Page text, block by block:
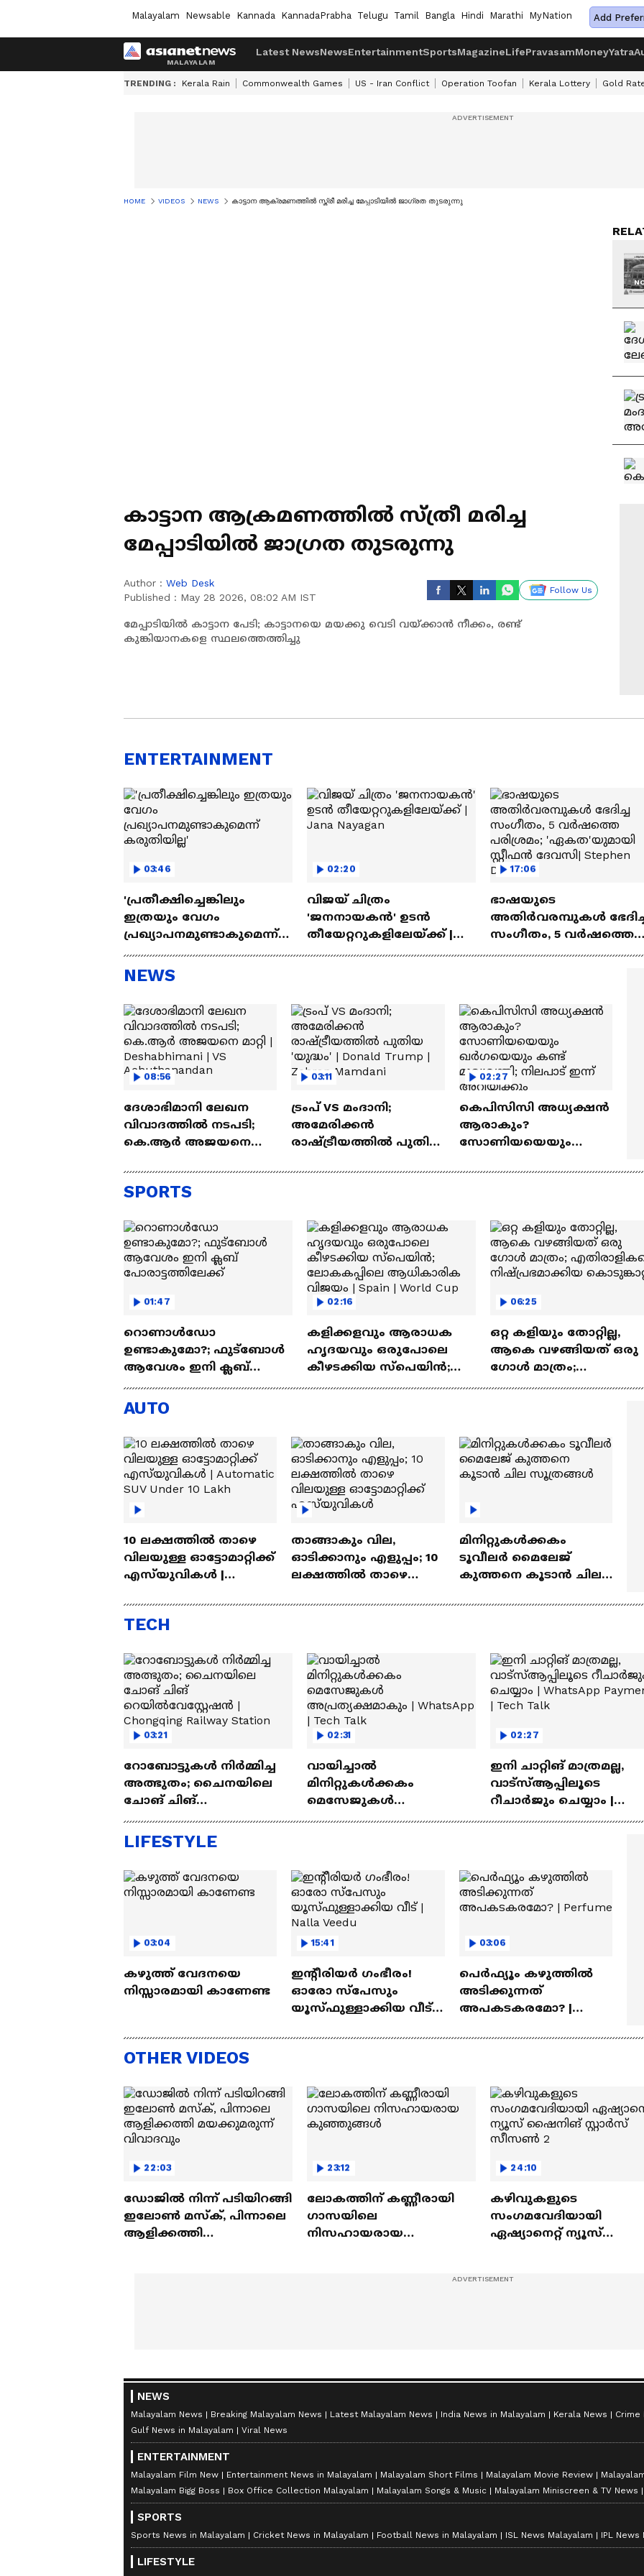
Malayalam Newsable Kannada KannadaPrabha Telugu Tamil Bangla Hindi Marathi MyNation Add
Latest NewsNewsEntertainmentSportsMagazineLifePravasamMoneyYatra
TRENDING : Kerala Rain Commonwealth Games US - Iran Conflict Operation Toofan Kerala Lottery Gold
HOME VIDEOS NEWS കാട്ടാന ആക്രമണത്തിൽ സ്ത്രീ മരിച്ച മേപ്പാടിയിൽ ജാഗ്രത തുടരുന്നു
കാട്ടാന ആക്രമണത്തിൽ സ്ത്രീ മരിച്ച
മേപ്പാടിയിൽ ജാഗ്രത തുടരുന്നു
Author : Web Desk
Published : May 28 2026, 08:02 AM IST
Follow Us
മേപ്പാടിയിൽ കാട്ടാന പേടി; കാട്ടാനയെ മയക്കു വെടി വയ്ക്കാൻ നീക്കം, രണ്ട്
കുങ്കിയാനകളെ സ്ഥലത്തെത്തിച്ചു
ENTERTAINMENT
03:46
'പ്രതീക്ഷിച്ചെങ്കിലും
ഇത്രയും വേഗം
പ്രഖ്യാപനമുണ്ടാകുമെന്ന്
കരുതിയില്ല'
02:20
വിജയ് ചിത്രം
'ജനനായകൻ' ഉടൻ
തീയേറ്ററുകളിലേയ്ക്ക് |
Jana Nayagan
17:06
ഭാഷയുടെ
അതിർവരമ്പുകൾ
സംഗീതം, 5 വർഷത്തെ
പരിശ്രമം;
NEWS
08:56
ദേശാഭിമാനി ലേഖന
വിവാദത്തിൽ നടപടി;
കെ.ആർ അജയനെ
Achuthanandan
03:11
ട്രംപ് VS മംദാനി;
അമേരിക്കൻ
രാഷ്ട്രീയത്തിൽ പുതിയ
Zohran Mamdani
02:27
കെപിസിസി അധ്യക്ഷൻ
ആരാകും?
സോണിയയെയും
മുഖ്യമന്ത്രി; നിലപാട് ഇന്ന്
SPORTS
01:47
റൊണാൾഡോ
ഉണ്ടാകുമോ?; ഫുട്‍ബോൾ
ആവേശം ഇനി ക്ലബ്
പോരാട്ടത്തിലേക്ക്
02:16
കളിക്കളവും ആരാധക
ഹൃദയവും ഒരുപോലെ
കീഴടക്കിയ സ്പെയിൻ;
ലോകകപ്പിലെ
06:25
ഒറ്റ കളിയും തോറ്റില്ല,
ആകെ വഴങ്ങിയത് ഒരു
ഗോൾ മാത്രം;
എതിരാളികളെ
AUTO
10 ലക്ഷത്തിൽ താഴെ
വിലയുള്ള ഓട്ടോമാറ്റിക്ക്
എസ്‍യുവികൾ |
Lakh
താങ്ങാകും വില,
ഓടിക്കാനും എളുപ്പം; 10
ലക്ഷത്തിൽ താഴെ
എസ്‍യുവികൾ
മിനിറ്റുകൾക്കകം
ടൂവീലർ മൈലേജ്
കുത്തനെ കൂടാൻ ചില
TECH
03:21
റോബോട്ടുകൾ നിർമ്മിച്ച
അത്ഭുതം; ചൈനയിലെ
ചോങ് ചിങ്
Chongqing Railway Station
02:31
വായിച്ചാൽ
മിനിറ്റുകൾക്കകം
മെസേജുകള്‍
02:27
ഇനി ചാറ്റിങ് മാത്രമല്ല,
വാട്‌സ്‌ആപ്പിലൂടെ
റീചാർജും ചെയ്യാം |
LIFESTYLE
03:04
കഴുത്ത് വേദനയെ
നിസ്സാരമായി കാണേണ്ട
15:41
ഇന്റീരിയർ ഗംഭീരം!
ഓരോ സ്‌പേസും
യൂസ്ഫുള്ളാക്കിയ വീട് |
03:06
പെർഫ്യൂം കഴുത്തിൽ
അടിക്കുന്നത്
അപകടകരമോ? |
OTHER VIDEOS
22:03
ഡോജിൽ നിന്ന് പടിയിറങ്ങി
ഇലോൺ മസ്ക്, പിന്നാലെ
ആളിക്കത്തി
23:12
ലോകത്തിന് കണ്ണീരായി
ഗാസയിലെ
നിസഹായരായ
24:10
കഴിവുകളുടെ
സംഗമവേദിയായി
ഏഷ്യാനെറ്റ് ന്യൂസ്
NEWS
Malayalam News Breaking Malayalam News Latest Malayalam News India News in Malayalam Kerala News Crime
Gulf News in Malayalam
Viral News
ENTERTAINMENT
Malayalam Film New Entertainment News in Malayalam Malayalam Short Films Malayalam Movie Review
Malayalam Bigg Boss
Box Office Collection Malayalam Malayalam Songs & Music Malayalam Miniscreen & TV News
SPORTS
Sports News in Malayalam Cricket News in Malayalam Football News in Malayalam ISL News Malayalam IPL News
LIFESTYLE